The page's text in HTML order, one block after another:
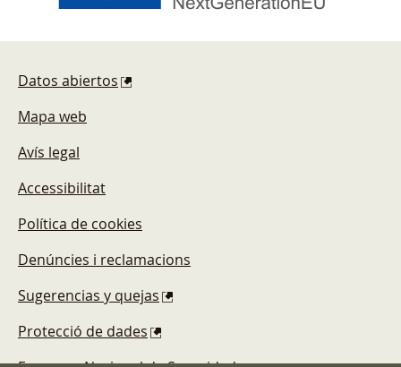
Datos abiertos
Mapa web
Avís legal
Accessibilitat
Política de cookies
Denúncies i reclamacions
Sugerencias y quejas
Protecció de dades